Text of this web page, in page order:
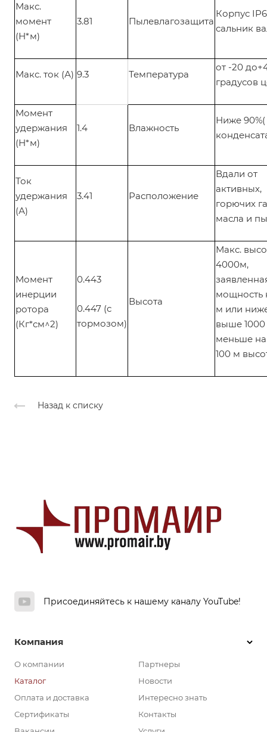
Макс.
момент
(Н*м)
3.81 Пылевлагозащита
Корпус
сальник
Макс. ток (А) 9.3 Температура
от -20
градусов
Момент
удержания
(Н*м)
1.4 Влажность
Ниже 90%(
Ток
удержания
(А)
3.41 Расположение
Вдали от
активных,
горючих
масла и
Момент
инерции
ротора
(Кг*см^2)
0.443
0.447 (с
тормозом)
Высота
Макс.
4000м,
мощность
м или
выше
меньше на
100 м
Назад к списку
Присоединяйтесь к нашему каналу YouTube!
Компания
О компании
Каталог
Оплата и доставка
Сертификаты
Партнеры
Новости
Интересно знать
Контакты